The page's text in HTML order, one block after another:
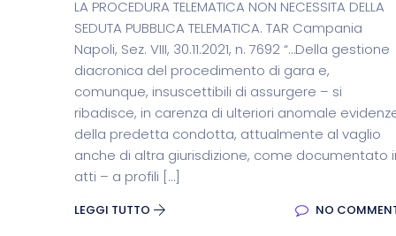
LA PROCEDURA TELEMATICA NON NECESSITA DELLA
SEDUTA PUBBLICA TELEMATICA. TAR Campania
Napoli, Sez. VIII, 30.11.2021, n. 7692 “…Della gestione
diacronica del procedimento di gara e,
comunque, insuscettibili di assurgere – si
ribadisce, in carenza di ulteriori anomale
della predetta condotta, attualmente al vaglio
anche di altra giurisdizione, come documentato
atti – a profili […]
LEGGI TUTTO NO